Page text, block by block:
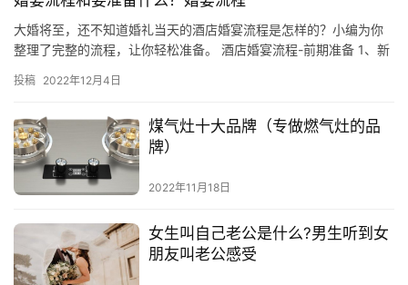
大婚将至，还不知道婚礼当天的酒店婚宴流程是怎样的？小编为你
整理了完整的流程，让你轻松准备。 酒店婚宴流程-前期准备 1、新
投稿 2022年12月4日
煤气灶十大品牌（专做燃气灶的品
牌）
2022年11月18日
女生叫自己老公是什么?男生听到女
朋友叫老公感受